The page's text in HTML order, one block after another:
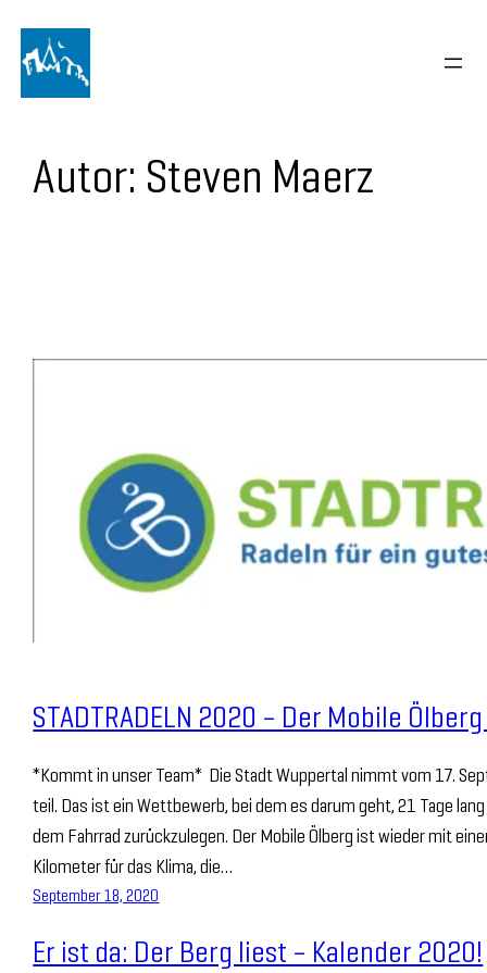
Autor: Steven Maerz
STADTRADELN 2020 – Der Mobile
*Kommt in unser Team* Die Stadt Wuppertal nimmt vom 17.
teil. Das ist ein Wettbewerb, bei dem es darum geht, 21 Tage
dem Fahrrad zurückzulegen. Der Mobile Ölberg ist wieder mit
Kilometer für das Klima, die…
September 18, 2020
Er ist da: Der Berg liest – Kalender 2020!